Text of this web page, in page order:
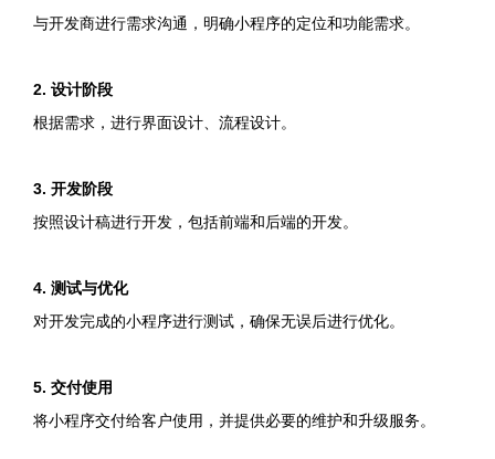
与开发商进行需求沟通，明确小程序的定位和功能需求。
2. 设计阶段
根据需求，进行界面设计、流程设计。
3. 开发阶段
按照设计稿进行开发，包括前端和后端的开发。
4. 测试与优化
对开发完成的小程序进行测试，确保无误后进行优化。
5. 交付使用
将小程序交付给客户使用，并提供必要的维护和升级服务。